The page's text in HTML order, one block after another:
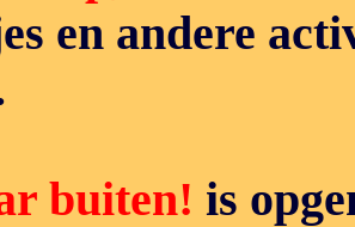
en andere
buiten! is